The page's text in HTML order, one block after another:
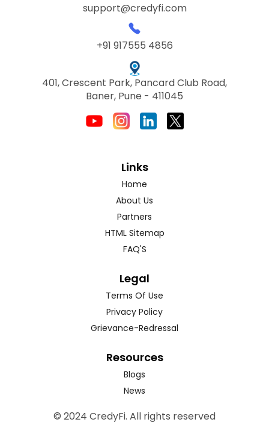
support@credyfi.com
+91 917555 4856
401, Crescent Park, Pancard Club Road,
Baner, Pune - 411045
Links
Home
About Us
Partners
HTML Sitemap
FAQ'S
Legal
Terms Of Use
Privacy Policy
Grievance-Redressal
Resources
Blogs
News
© 2024 CredyFi. All rights reserved